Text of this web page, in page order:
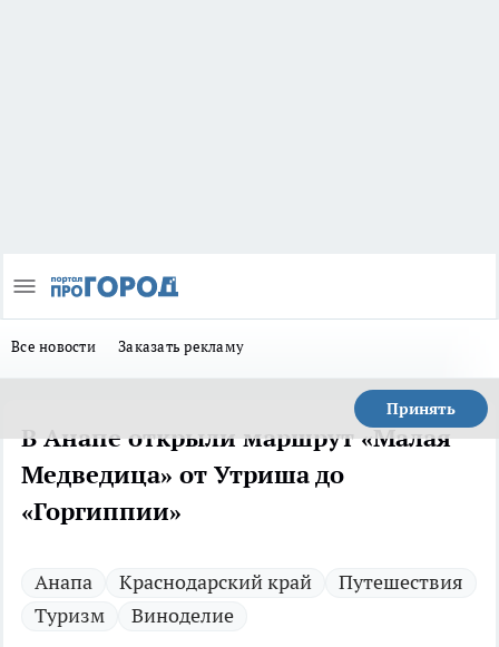
Все новости Заказать рекламу
Принять
В Анапе открыли маршрут «Малая
Медведица» от Утриша до
«Горгиппии»
Анапа Краснодарский край
Путешествия
Туризм
Виноделие